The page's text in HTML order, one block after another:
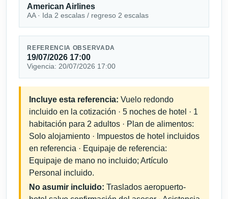
American Airlines
AA · Ida 2 escalas / regreso 2 escalas
REFERENCIA OBSERVADA
19/07/2026 17:00
Vigencia: 20/07/2026 17:00
Incluye esta referencia: Vuelo redondo
incluido en la cotización · 5 noches de hotel · 1
habitación para 2 adultos · Plan de alimentos:
Solo alojamiento · Impuestos de hotel incluidos
en referencia · Equipaje de referencia:
Equipaje de mano no incluido; Artículo
Personal incluido.
No asumir incluido: Traslados aeropuerto-